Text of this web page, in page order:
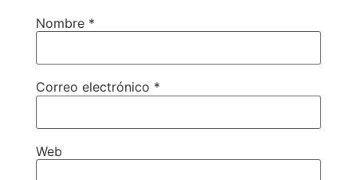
Nombre *
Correo electrónico *
Web